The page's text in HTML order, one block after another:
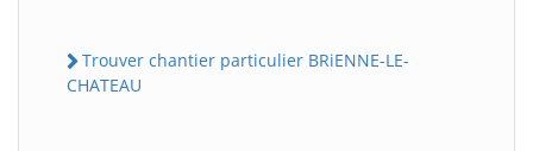
Trouver chantier particulier BRiENNE-LE-
CHATEAU